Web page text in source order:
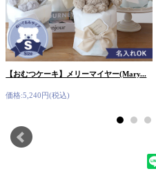
【おむつケーキ】メリーマイヤー(Mary...
価格:5,240円(税込)